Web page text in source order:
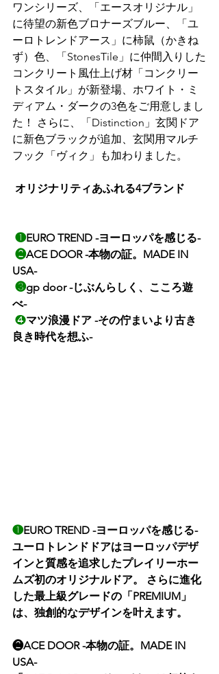
ワンシリーズ、「エースオリジナル」
に待望の新色ブロナーズブルー、「ユ
ーロトレンドアース」に柿鼠（かきね
ず）色、「StonesTile」に仲間入りした
コンクリート風仕上げ材「コンクリー
トスタイル」が新登場、ホワイト・ミ
ディアム・ダークの3色をご用意しまし
た！ さらに、「Distinction」玄関ドア
に新色ブラックが追加、玄関用マルチ
フック「ヴィク」も加わりました。
オリジナリティあふれる4ブランド
❶EURO TREND -ヨーロッパを感じる-
❷ACE DOOR -本物の証。MADE IN
USA-
❸gp door -じぶんらしく、こころ遊
べ-
❹マツ浪漫ドア -その佇まいより古き
良き時代を想ふ-
❶EURO TREND -ヨーロッパを感じる-
ユーロトレンドドアはヨーロッパデザ
インと質感を追求したプレイリーホー
ムズ初のオリジナルドア。 さらに進化
した最上級グレードの「PREMIUM」
は、独創的なデザインを叶えます。
❷ACE DOOR -本物の証。MADE IN
USA-